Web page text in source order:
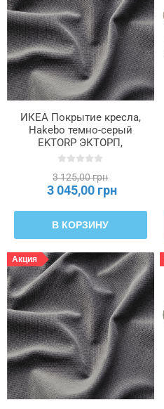
ИКЕА Покрытие кресла,
Hakebo темно-серый
EKTORP ЭКТОРП,
005.841.58
3 125,00 грн
3 045,00 грн
В КОРЗИНУ
Акция